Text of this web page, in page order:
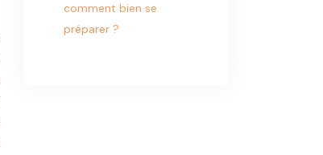
comment bien se
préparer ?